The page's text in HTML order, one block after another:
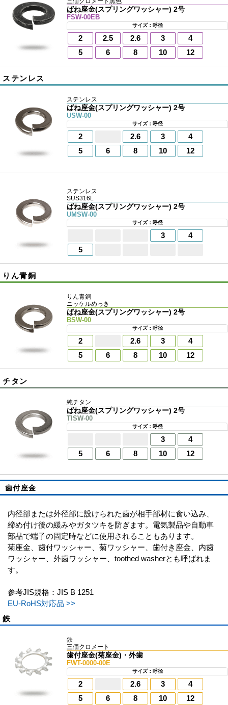
ばね座金(スプリングワッシャー) 2号
FSW-00EB
サイズ：呼径
2 2.5 2.6 3
4
5
6 8 10 12
ステンレス
ステンレス
ばね座金(スプリングワッシャー) 2号
USW-00
サイズ：呼径
2 2.6 3
4
5
6 8 10 12
ステンレス
SUS316L
ばね座金(スプリングワッシャー) 2号
UMSW-00
サイズ：呼径
3
4
5
りん青銅
りん青銅
ニッケルめっき
ばね座金(スプリングワッシャー) 2号
BSW-00
サイズ：呼径
2 2.6 3
4
5
6 8 10 12
チタン
純チタン
ばね座金(スプリングワッシャー) 2号
TISW-00
サイズ：呼径
3
4
5
6 8 10 12
歯付座金
内径部または外径部に設けられた歯が相手部材に食い込み、
締め付け後の緩みやガタツキを防ぎます。電気製品や自動車
部品で端子の固定時などに使用されることもあります。
菊座金、歯付ワッシャー、菊ワッシャー、歯付き座金、内歯
ワッシャー、外歯ワッシャー、toothed washerとも呼ばれま
す。
参考JIS規格：JIS B 1251
EU-RoHS対応品 >>
鉄
鉄
三価クロメート
歯付座金(菊座金)・外歯
FWT-0000-00E
サイズ：呼径
2 2.6 3
4
5
6 8 10 12